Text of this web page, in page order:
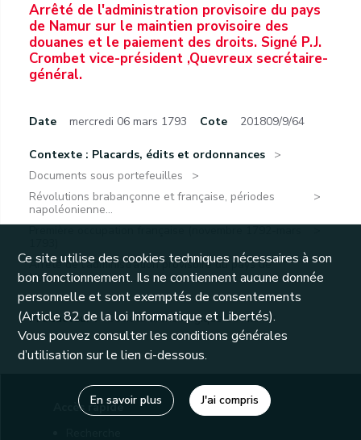
Arrêté de l'administration provisoire du pays
de Namur sur le maintien provisoire des
douanes et le paiement des droits. Signé P.J.
Crombet vice-président ,Quevreux secrétaire-
général.
Date mercredi 06 mars 1793 Cote 201809/9/64
Contexte : Placards, édits et ordonnances
Documents sous portefeuilles
Révolutions brabançonne et française, périodes
napoléonienne...
Arrêté de l'administration provisoire du pays de
Namur...
Producteur : Société archéologique de Namur
Accès rapide
Ce site utilise des cookies techniques nécessaires à son
bon fonctionnement. Ils ne contiennent aucune donnée
personnelle et sont exemptés de consentements
(Article 82 de la loi Informatique et Libertés).
Vous pouvez consulter les conditions générales
d’utilisation sur le lien ci-dessous.
En savoir plus J'ai compris